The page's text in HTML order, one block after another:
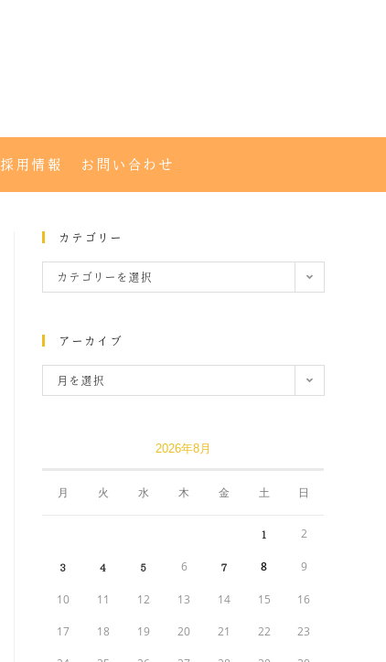
採用情報 お問い合わせ
カテゴリー
カテゴリーを選択
アーカイブ
月を選択
2026年8月
月 火 水 木 金 土 日
1 2
3 4 5 6 7 8 9
10 11 12 13 14 15 16
17 18 19 20 21 22 23